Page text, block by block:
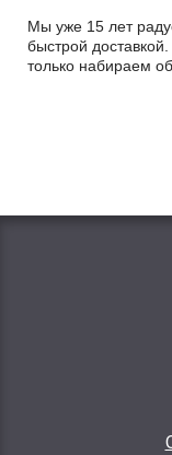
Мы уже 15 лет
быстрой
только набираем